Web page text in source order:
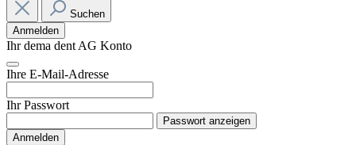
Suchen
Anmelden
Ihr dema dent AG Konto
Ihre E-Mail-Adresse
Ihr Passwort
Passwort anzeigen
Anmelden